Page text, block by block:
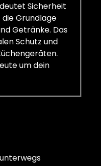
Sicherheit
die Grundlage
Getränke. Das
Schutz und
um dein